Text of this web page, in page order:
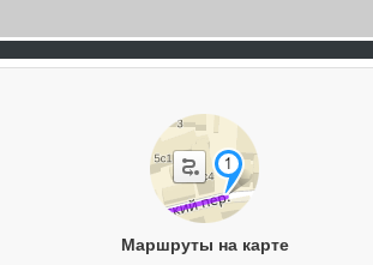
Маршруты на карте